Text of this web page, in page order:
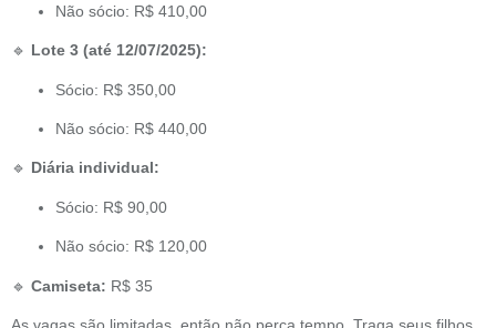
Não sócio: R$ 410,00
🔹 Lote 3 (até 12/07/2025):
Sócio: R$ 350,00
Não sócio: R$ 440,00
🔹 Diária individual:
Sócio: R$ 90,00
Não sócio: R$ 120,00
🔹 Camiseta: R$ 35